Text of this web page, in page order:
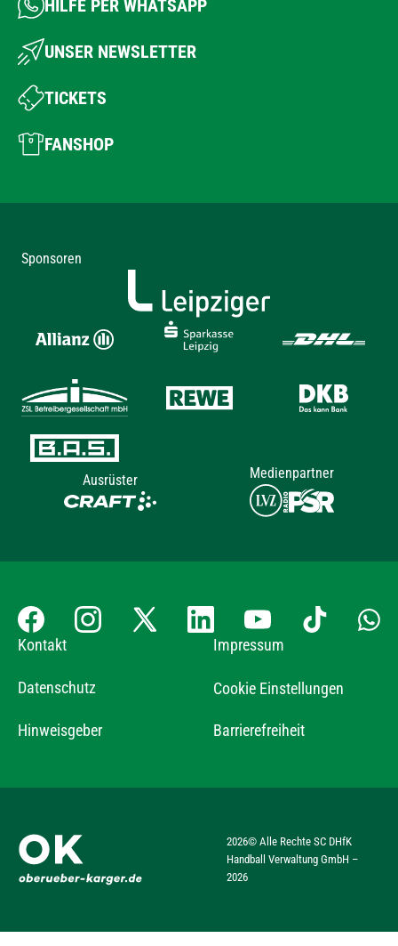
HILFE PER WHATSAPP
UNSER NEWSLETTER
TICKETS
FANSHOP
Sponsoren
Ausrüster Medienpartner
Kontakt Impressum
Datenschutz Cookie Einstellungen
Hinweisgeber Barrierefreiheit
2026© Alle Rechte SC DHfK
Handball Verwaltung GmbH –
2026